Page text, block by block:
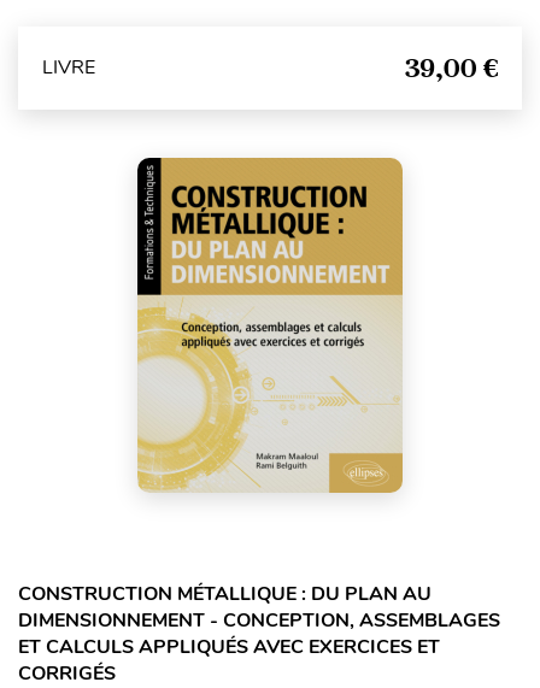
LIVRE 39,00 €
CONSTRUCTION MÉTALLIQUE : DU PLAN AU
DIMENSIONNEMENT - CONCEPTION, ASSEMBLAGES
ET CALCULS APPLIQUÉS AVEC EXERCICES ET
CORRIGÉS